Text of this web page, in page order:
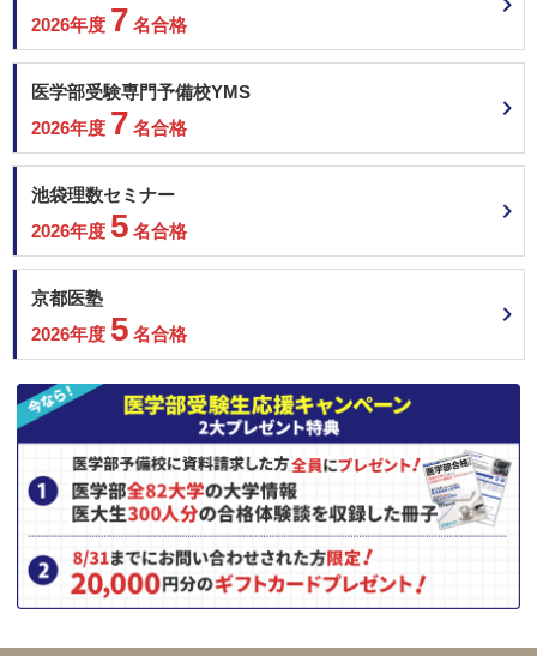
2026年度 7 名合格
医学部受験専門予備校YMS
2026年度 7 名合格
池袋理数セミナー
2026年度 5 名合格
京都医塾
2026年度 5 名合格